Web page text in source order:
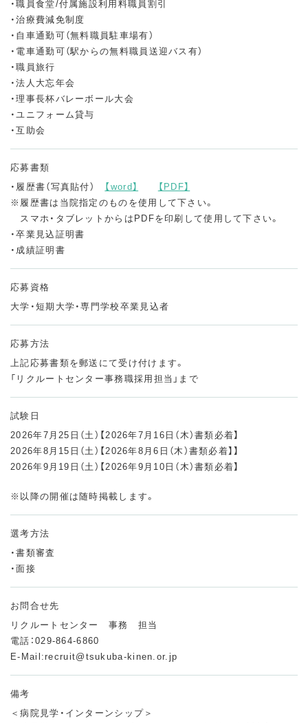
INTERVIEW
一目でわかる筑波記念病院
募集要項
REQUIREMENTS
・職員食堂/付属施設利用料職員割引
・治療費減免制度
・自車通勤可（無料職員駐車場有）
・電車通勤可（駅からの無料職員送迎バス有）
・職員旅行
・法人大忘年会
・理事長杯バレーボール大会
・ユニフォーム貸与
・互助会
応募書類
・履歴書（写真貼付）
【word】
【PDF】
※履歴書は当院指定のものを使用して下さい。
スマホ・タブレットからはPDFを印刷して使用して下さい。
・卒業見込証明書
・成績証明書
応募資格
大学・短期大学・専門学校卒業見込者
応募方法
上記応募書類を郵送にて受け付けます。
「リクルートセンター事務職採用担当」まで
試験日
2026年7月25日（土）【2026年7月16日（木）書類必着】
2026年8月15日（土）【2026年8月6日（木）書類必着】】
2026年9月19日（土）【2026年9月10日（木）書類必着】
※以降の開催は随時掲載します。
選考方法
・書類審査
・面接
お問合せ先
リクルートセンター 事務 担当
電話：029-864-6860
E-Mail:recruit@tsukuba-kinen.or.jp
備考
＜病院見学・インターンシップ＞